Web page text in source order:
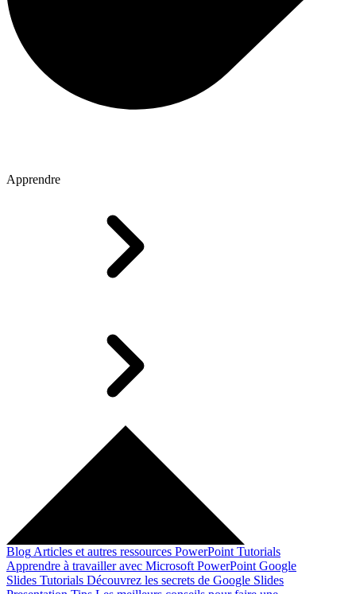
Apprendre
Blog Articles et autres ressources PowerPoint Tutorials
Apprendre à travailler avec Microsoft PowerPoint Google
Slides Tutorials Découvrez les secrets de Google Slides